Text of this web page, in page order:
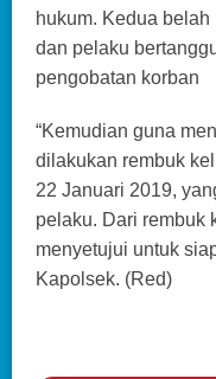
hukum. Kedua
dan pelaku
pengobatan korban
“Kemudian guna
dilakukan rembuk
22 Januari 2019,
pelaku. Dari rembuk
menyetujui untuk
Kapolsek. (Red)